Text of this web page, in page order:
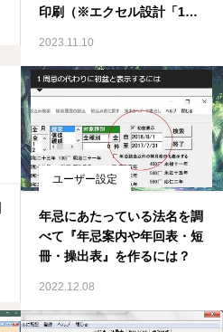
印刷（※エクセル設計「1枚1
または「短冊」）
2023.11.10
ユーザー設定
年忌にあたっている法名を調
べて『年忌案内や年回表・短
冊・操出表』を作るには？
2022.12.08